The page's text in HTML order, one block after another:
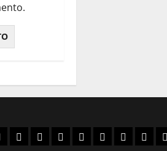
Conservatrice
Decisivi
Guerra Civile Europea
Laboratorio delle idee
Ellade e Roma Antica
Spada e Corona
Avventura
Sol